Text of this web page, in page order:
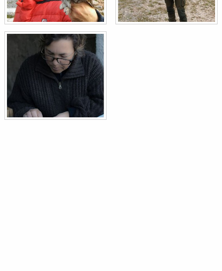
Picchio cenerino Picus canus
Cincia bigia Poecile palustris
Beccaccia
Picchio muratore
Capinera
Scricciolo